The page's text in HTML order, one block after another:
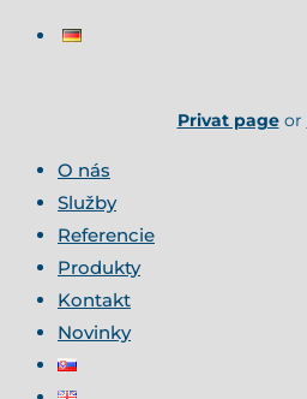
Privat pageor
O nás
Služby
Referencie
Produkty
Kontakt
Novinky